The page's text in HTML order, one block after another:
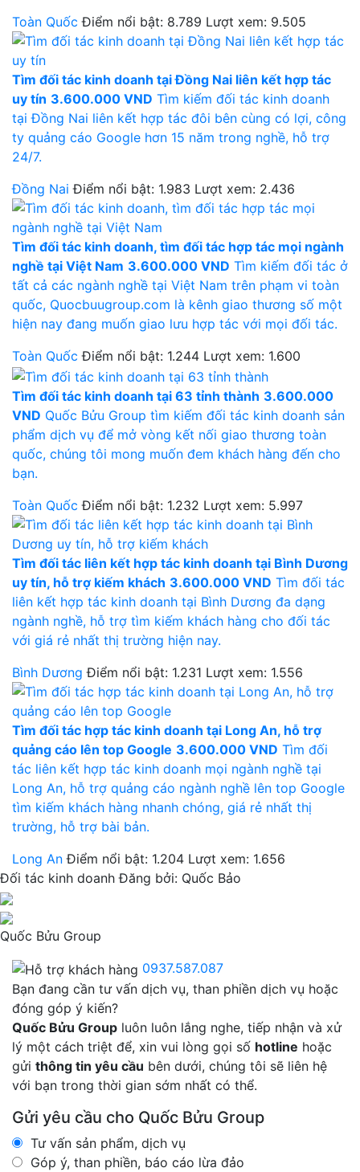
Toàn QuốcĐiểm nổi bật: 8.789 Lượt xem: 9.505
Tìm đối tác kinh doanh tại Đồng Nai liên kết hợp tác
uy tín 3.600.000 VND Tìm kiếm đối tác kinh doanh
tại Đồng Nai liên kết hợp tác đôi bên cùng có lợi, công
ty quảng cáo Google hơn 15 năm trong nghề, hỗ trợ
24/7.
Đồng NaiĐiểm nổi bật: 1.983 Lượt xem: 2.436
Tìm đối tác kinh doanh, tìm đối tác hợp tác mọi ngành
nghề tại Việt Nam 3.600.000 VND Tìm kiếm đối tác ở
tất cả các ngành nghề tại Việt Nam trên phạm vi toàn
quốc, Quocbuugroup.com là kênh giao thương số một
hiện nay đang muốn giao lưu hợp tác với mọi đối tác.
Toàn QuốcĐiểm nổi bật: 1.244 Lượt xem: 1.600
Tìm đối tác kinh doanh tại 63 tỉnh thành 3.600.000
VND Quốc Bửu Group tìm kiếm đối tác kinh doanh sản
phẩm dịch vụ để mở vòng kết nối giao thương toàn
quốc, chúng tôi mong muốn đem khách hàng đến cho
bạn.
Toàn QuốcĐiểm nổi bật: 1.232 Lượt xem: 5.997
Tìm đối tác liên kết hợp tác kinh doanh tại Bình Dương
uy tín, hỗ trợ kiếm khách 3.600.000 VND Tìm đối tác
liên kết hợp tác kinh doanh tại Bình Dương đa dạng
ngành nghề, hỗ trợ tìm kiếm khách hàng cho đối tác
với giá rẻ nhất thị trường hiện nay.
Bình DươngĐiểm nổi bật: 1.231 Lượt xem: 1.556
Tìm đối tác hợp tác kinh doanh tại Long An, hỗ trợ
quảng cáo lên top Google 3.600.000 VND Tìm đối
tác liên kết hợp tác kinh doanh mọi ngành nghề tại
Long An, hỗ trợ quảng cáo ngành nghề lên top Google
tìm kiếm khách hàng nhanh chóng, giá rẻ nhất thị
trường, hỗ trợ bài bản.
Long AnĐiểm nổi bật: 1.204 Lượt xem: 1.656
Đối tác kinh doanh Đăng bởi: Quốc Bảo
Quốc Bửu Group
0937.587.087
Bạn đang cần tư vấn dịch vụ, than phiền dịch vụ hoặc
đóng góp ý kiến?
Quốc Bửu Group luôn luôn lắng nghe, tiếp nhận và xử
lý một cách triệt để, xin vui lòng gọi số hotline hoặc
gửi thông tin yêu cầu bên dưới, chúng tôi sẽ liên hệ
với bạn trong thời gian sớm nhất có thể.
Gửi yêu cầu cho Quốc Bửu Group
Tư vấn sản phẩm, dịch vụ
Góp ý, than phiền, báo cáo lừa đảo